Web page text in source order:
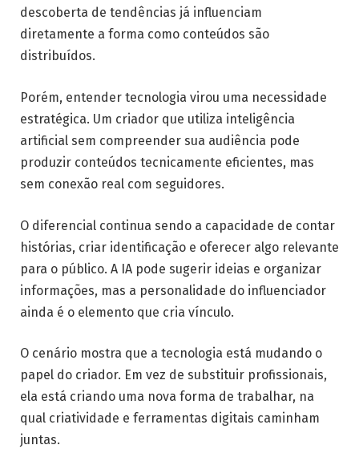
descoberta de tendências já influenciam
diretamente a forma como conteúdos são
distribuídos.
Porém, entender tecnologia virou uma necessidade
estratégica. Um criador que utiliza inteligência
artificial sem compreender sua audiência pode
produzir conteúdos tecnicamente eficientes, mas
sem conexão real com seguidores.
O diferencial continua sendo a capacidade de contar
histórias, criar identificação e oferecer algo relevante
para o público. A IA pode sugerir ideias e organizar
informações, mas a personalidade do influenciador
ainda é o elemento que cria vínculo.
O cenário mostra que a tecnologia está mudando o
papel do criador. Em vez de substituir profissionais,
ela está criando uma nova forma de trabalhar, na
qual criatividade e ferramentas digitais caminham
juntas.